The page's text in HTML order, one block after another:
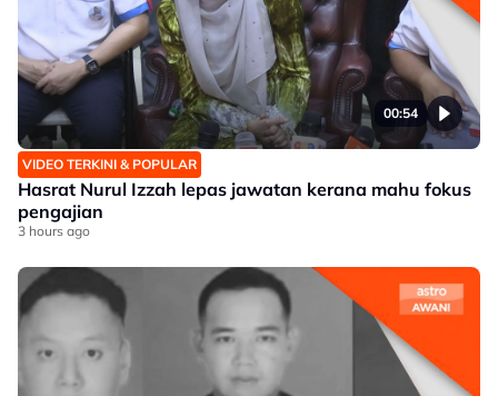
00:54
VIDEO TERKINI & POPULAR
Hasrat Nurul Izzah lepas jawatan kerana mahu fokus
pengajian
3 hours ago